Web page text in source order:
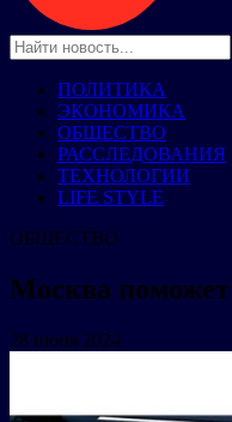
ПОЛИТИКА
ЭКОНОМИКА
ОБЩЕСТВО
РАССЛЕДОВАНИЯ
ТЕХНОЛОГИИ
LIFE STYLE
ОБЩЕСТВО
Москва
28 июня 2024